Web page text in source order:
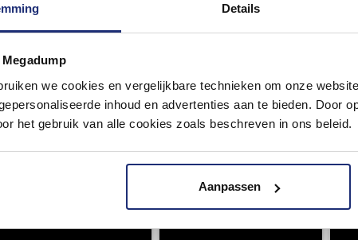
Details
we cookies en vergelijkbare technieken om onze
inhoud en advertenties aan te bieden. Door
het gebruik van alle cookies zoals beschreven in ons beleid.
Aanpassen
#mijndroombadkamer
jouw badkamer op Instagram met #mijndroombadkamer